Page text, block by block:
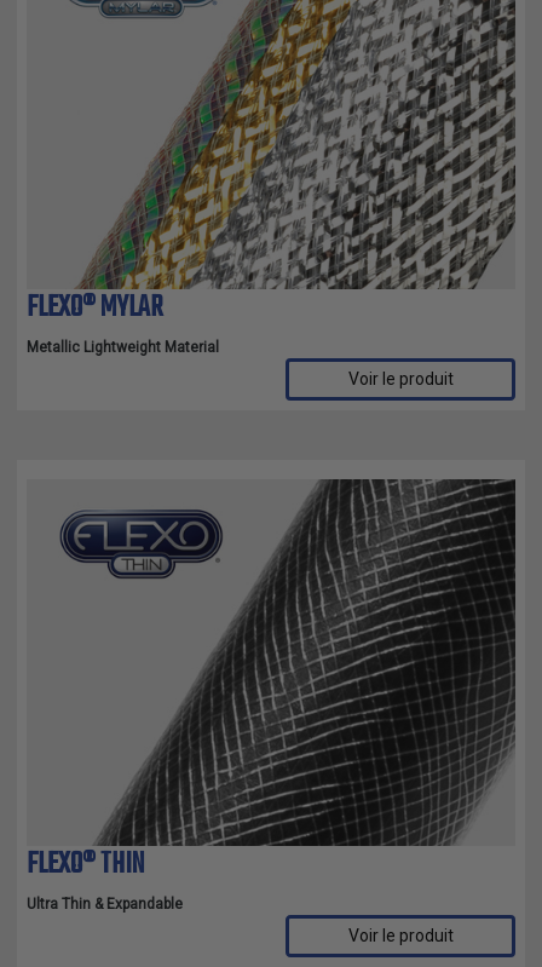
FLEXO® MYLAR
Metallic Lightweight Material
Voir le produit
FLEXO® THIN
Ultra Thin & Expandable
Voir le produit